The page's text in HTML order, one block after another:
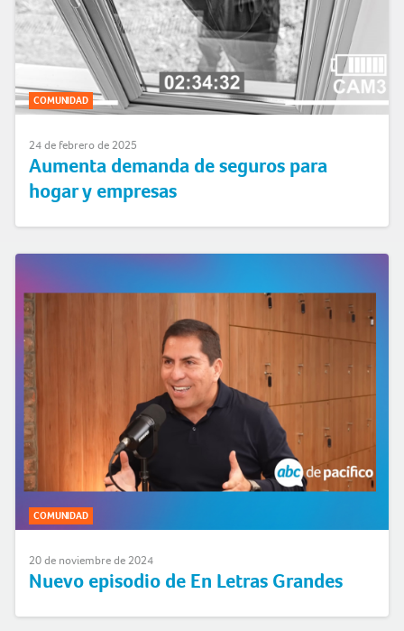
COMUNIDAD
24 de febrero de 2025
Aumenta demanda de seguros para
hogar y empresas
COMUNIDAD
20 de noviembre de 2024
Nuevo episodio de En Letras Grandes